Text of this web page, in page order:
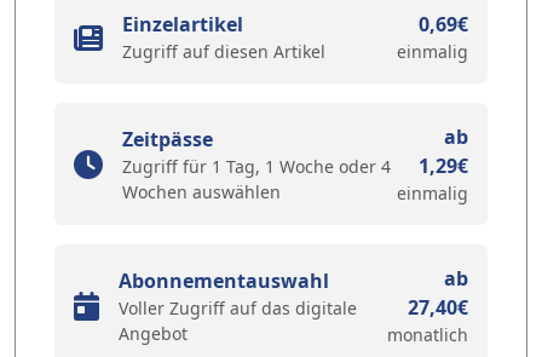
Einzelartikel
Zugriff auf diesen Artikel
0,69€
einmalig
Zeitpässe
Zugriff für 1 Tag, 1 Woche oder 4
Wochen auswählen
ab
1,29€
einmalig
Abonnementauswahl
Voller Zugriff auf das digitale
Angebot
ab
27,40€
monatlich